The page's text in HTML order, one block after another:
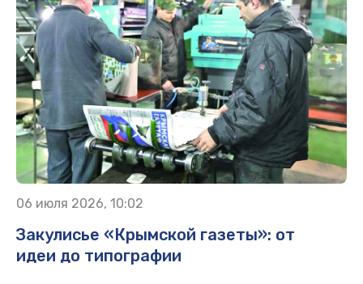
06 июля 2026, 10:02
Закулисье «Крымской газеты»: от
идеи до типографии